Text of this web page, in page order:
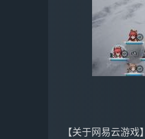
【关于网易云游戏】